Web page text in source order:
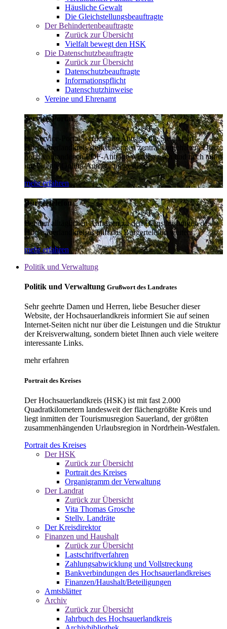
Häusliche Gewalt
Die Gleichstellungsbeauftragte
Der Behindertenbeauftragte
Zurück zur Übersicht
Vielfalt bewegt den HSK
Die Datenschutzbeauftragte
Zurück zur Übersicht
Datenschutzbeauftragte
Informationspflicht
Datenschutzhinweise
Vereine und Ehrenamt
Service-Portal
Im Service-Portal werden alle Anträge die Sie an den
Hochsauerlandkreis stellen können zentral vorgehalten. Die
noch vorhandenen PDF-Anträge werden nach und nach auf
intelligente Online-Anträge umgestellt.
mehr erfahren
Bürgertelefon
Bei den alltäglichen Anfragen zu den Dienstleistungen des
Hochsauerlandkreises hilft das Bürgertelefon weiter.
mehr erfahren
Politik und Verwaltung
Politik und Verwaltung Grußwort des Landrates
Sehr geehrte Damen und Herren, liebe Besucher dieser
Website, der Hochsauerlandkreis informiert Sie auf seinen
Internet-Seiten nicht nur über die Leistungen und die Struktur
der Kreisverwaltung, sondern bietet Ihnen auch viele weitere
interessante Links.
mehr erfahren
Portrait des Kreises
Der Hochsauerlandkreis (HSK) ist mit fast 2.000
Quadratkilometern landesweit der flächengrößte Kreis und
liegt inmitten der Tourismusregion Sauerland, der größten
zusammenhängenden Urlaubsregion in Nordrhein-Westfalen.
Portrait des Kreises
Der HSK
Zurück zur Übersicht
Portrait des Kreises
Organigramm der Verwaltung
Der Landrat
Zurück zur Übersicht
Vita Thomas Grosche
Stellv. Landräte
Der Kreisdirektor
Finanzen und Haushalt
Zurück zur Übersicht
Lastschriftverfahren
Zahlungsabwicklung und Vollstreckung
Bankverbindungen des Hochsauerlandkreises
Finanzen/Haushalt/Beteiligungen
Amtsblätter
Archiv
Zurück zur Übersicht
Jahrbuch des Hochsauerlandkreis